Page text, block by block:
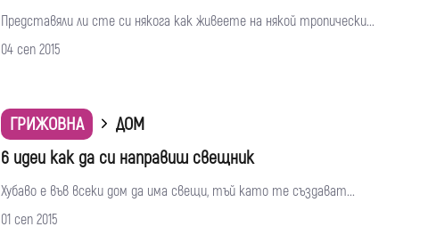
Представяли ли сте си някога как живеете на някой тропически...
04 сеп 2015
ГРИЖОВНА
ДОМ
6 идеи как да си направиш свещник
Хубаво е във всеки дом да има свещи, тъй като те създават...
01 сеп 2015